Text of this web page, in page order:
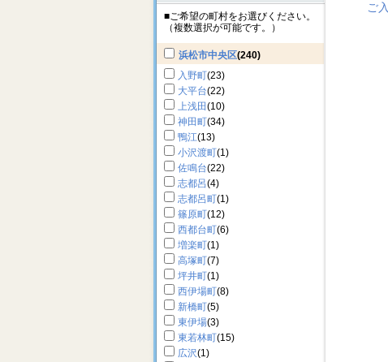
■ご希望の町村をお選びください。
（複数選択が可能です。）
浜松市中央区(240)
入野町(23)
大平台(22)
上浅田(10)
神田町(34)
鴨江(13)
小沢渡町(1)
佐鳴台(22)
志都呂(4)
志都呂町(1)
篠原町(12)
西都台町(6)
増楽町(1)
高塚町(7)
坪井町(1)
西伊場町(8)
新橋町(5)
東伊場(3)
東若林町(15)
広沢(1)
ご